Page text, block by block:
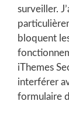
surveiller.
bloquent
iThemes
interférer
formulaire